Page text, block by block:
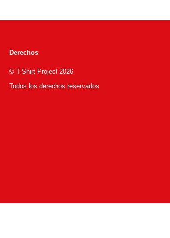
Derechos
© T-Shirt Project 2026
Todos los derechos reservados